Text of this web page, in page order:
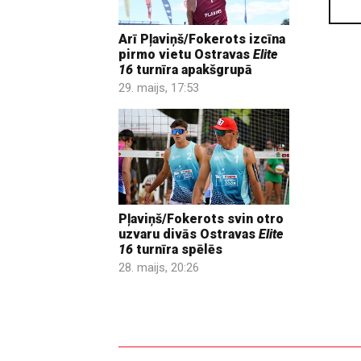
Arī Pļaviņš/Fokerots izcīna
pirmo vietu Ostravas Elite
16 turnīra apakšgrupā
29. maijs, 17:53
Pļaviņš/Fokerots svin otro
uzvaru divās Ostravas Elite
16 turnīra spēlēs
28. maijs, 20:26